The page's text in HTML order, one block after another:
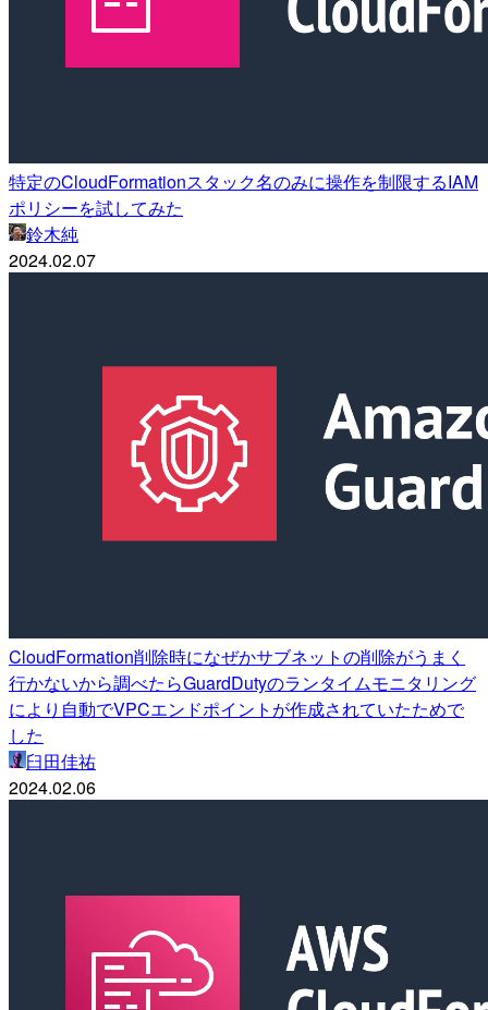
特定のCloudFormationスタック名のみに操作を制限するIAM
ポリシーを試してみた
鈴木純
2024.02.07
CloudFormation削除時になぜかサブネットの削除がうまく
行かないから調べたらGuardDutyのランタイムモニタリング
により自動でVPCエンドポイントが作成されていたためで
した
臼田佳祐
2024.02.06